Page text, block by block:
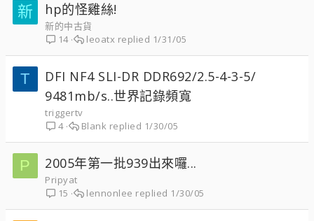
新 hp的怪雞絲!
新的中古貨
14
1/31/05
leoatx
T
DFI NF4 SLI-DR DDR692/2.5-4-3-5/
9481mb/s..世界記錄頻寬
triggertv
4
1/30/05
Blank
P 2005年第一批939出來囉...
Pripyat
15
1/30/05
lennonlee